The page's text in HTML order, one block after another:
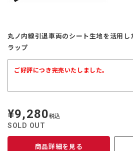
丸ノ内線引退車両のシート生地を活用
ラップ
ご好評につき完売いたしました。
定
価
¥9,280税込
SOLD OUT
商品詳細を見る